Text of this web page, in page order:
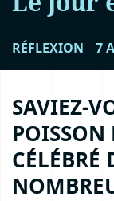
RÉFLEXION 7
SAVIEZ-
POISSON
CÉLÉBRÉ